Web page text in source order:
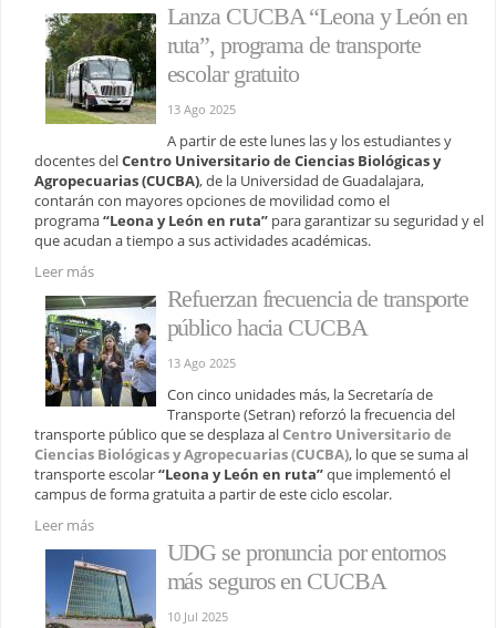
Lanza CUCBA “Leona y León en
ruta”, programa de transporte
escolar gratuito
13 Ago 2025
A partir de este lunes las y los estudiantes y
docentes delCentro Universitario de Ciencias Biológicas y
Agropecuarias (CUCBA), de la Universidad de Guadalajara,
contarán con mayores opciones de movilidad como el
programa“Leona y León en ruta”para garantizar su seguridad y el
que acudan a tiempo a sus actividades académicas.
Leer más
Refuerzan frecuencia de transporte
público hacia CUCBA
13 Ago 2025
Con cinco unidades más, la Secretaría de
Transporte (Setran) reforzó la frecuencia del
transporte público que se desplaza alCentro Universitario de
Ciencias Biológicas y Agropecuarias (CUCBA), lo que se suma al
transporte escolar“Leona y León en ruta”que implementó el
campus de forma gratuita a partir de este ciclo escolar.
Leer más
UDG se pronuncia por entornos
más seguros en CUCBA
10 Jul 2025